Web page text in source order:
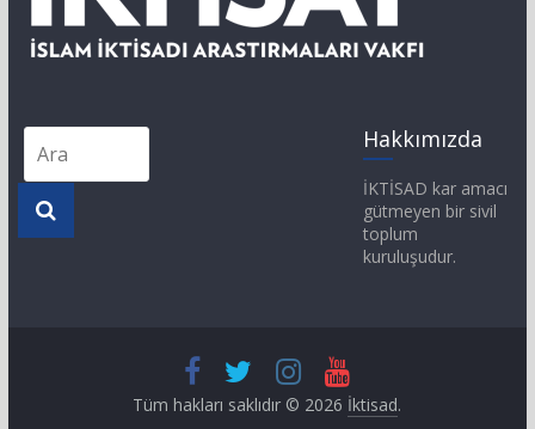
Hakkımızda
İKTİSAD kar amacı
gütmeyen bir sivil
toplum
kuruluşudur.
Tüm hakları saklıdır © 2026 İktisad.